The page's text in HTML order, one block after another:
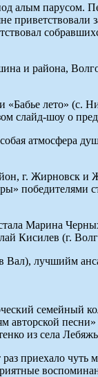
алым парусом.
приветствовали
и района,
лето» (с.
слайд-шоу о
атмосфера
г. Жирновск
победителями
Марина
Кисилев (г.
лучшийм
семейный
авторской
из села
приехало чуть